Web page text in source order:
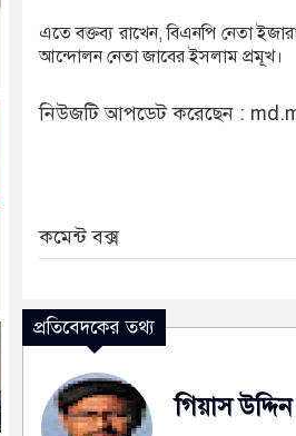
এতে বক্তব্য রাখেন, বিএনপি নেতা
আন্দোলন নেতা জাবের ইসলাম প্রমূখ।
নিউজটি আপডেট করেছেন :
কমেন্ট বক্স
প্রতিবেদকের তথ্য
গিয়াস